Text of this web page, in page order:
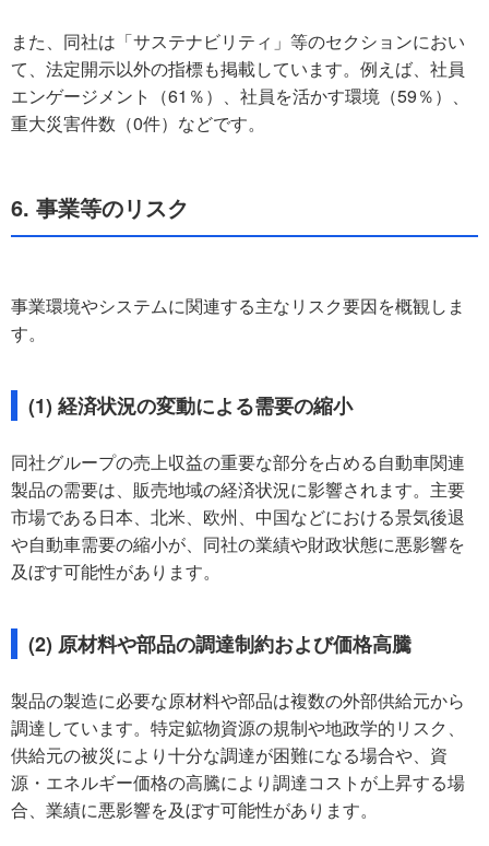
また、同社は「サステナビリティ」等のセクションにおい
て、法定開示以外の指標も掲載しています。例えば、社員
エンゲージメント（61％）、社員を活かす環境（59％）、
重大災害件数（0件）などです。
6. 事業等のリスク
事業環境やシステムに関連する主なリスク要因を概観しま
す。
(1) 経済状況の変動による需要の縮小
同社グループの売上収益の重要な部分を占める自動車関連
製品の需要は、販売地域の経済状況に影響されます。主要
市場である日本、北米、欧州、中国などにおける景気後退
や自動車需要の縮小が、同社の業績や財政状態に悪影響を
及ぼす可能性があります。
(2) 原材料や部品の調達制約および価格高騰
製品の製造に必要な原材料や部品は複数の外部供給元から
調達しています。特定鉱物資源の規制や地政学的リスク、
供給元の被災により十分な調達が困難になる場合や、資
源・エネルギー価格の高騰により調達コストが上昇する場
合、業績に悪影響を及ぼす可能性があります。